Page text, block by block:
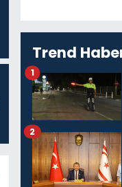
Trend
1
2